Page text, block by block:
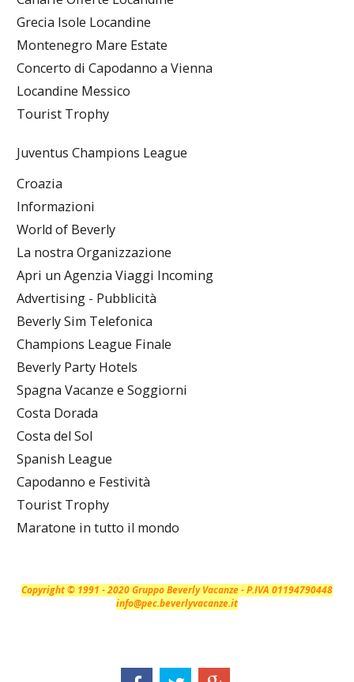
Grecia Isole Locandine
Montenegro Mare Estate
Concerto di Capodanno a Vienna
Locandine Messico
Tourist Trophy
Juventus Champions League
Croazia
Informazioni
World of Beverly
La nostra Organizzazione
Apri un Agenzia Viaggi Incoming
Advertising - Pubblicità
Beverly Sim Telefonica
Champions League Finale
Beverly Party Hotels
Spagna Vacanze e Soggiorni
Costa Dorada
Costa del Sol
Spanish League
Capodanno e Festività
Tourist Trophy
Maratone in tutto il mondo
Copyright © 1991 - 2020 Gruppo Beverly Vacanze - P.IVA 01194790448
info@pec.beverlyvacanze.it